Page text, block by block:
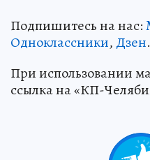
Подпишитесь на нас:
Одноклассники, Дзен.
При использовании
ссылка на «КП-